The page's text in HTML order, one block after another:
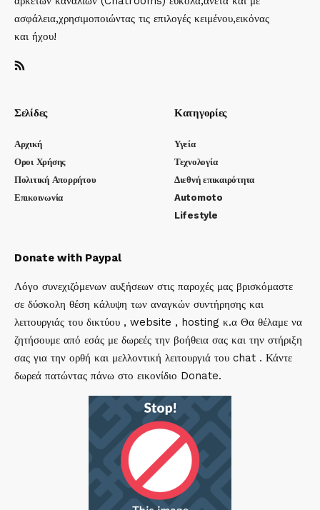
ασφάλεια,χρησιμοποιώντας τις επιλογές κειμένου,εικόνας
και ήχου!
Σελίδες
Αρχική
Οροι Χρήσης
Πολιτική Απορρήτου
Επικοινωνία
Κατηγορίες
Υγεία
Τεχνολογία
Διεθνή επικαιρότητα
Automoto
Lifestyle
Donate with Paypal
Λόγο συνεχιζόμενων αυξήσεων στις παροχές μας βρισκόμαστε
σε δύσκολη θέση κάλυψη των αναγκών συντήρησης και
λειτουργιάς του δικτύου , website , hosting κ.α Θα θέλαμε να
ζητήσουμε από εσάς με δωρεές την βοήθεια σας και την στήριξη
σας για την ορθή και μελλοντική λειτουργιά του chat . Κάντε
δωρεά πατώντας πάνω στο εικονίδιο Donate.